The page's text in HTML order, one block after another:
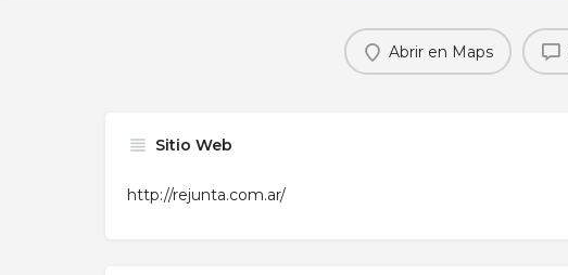
Abrir en Maps
Sitio Web
http://rejunta.com.ar/